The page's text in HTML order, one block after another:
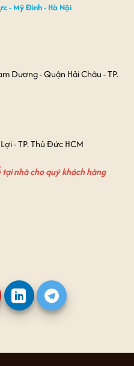
- Mỹ Đình - Hà Nội
Dương - Quận Hải Châu - TP.
- TP. Thủ Đức HCM
nhà cho quý khách hàng